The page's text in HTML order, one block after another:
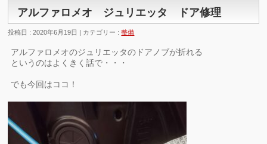
アルファロメオ ジュリエッタ ドア修理
投稿日 : 2020年6月19日 | カテゴリー :整備
アルファロメオのジュリエッタのドアノブが折れる
というのはよくきく話で・・・
でも今回はココ！